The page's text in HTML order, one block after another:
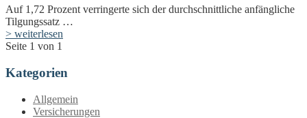
Auf 1,72 Prozent verringerte sich der durchschnittliche anfängliche
Tilgungssatz …
> weiterlesen
Seite 1 von 1
Kategorien
Allgemein
Versicherungen